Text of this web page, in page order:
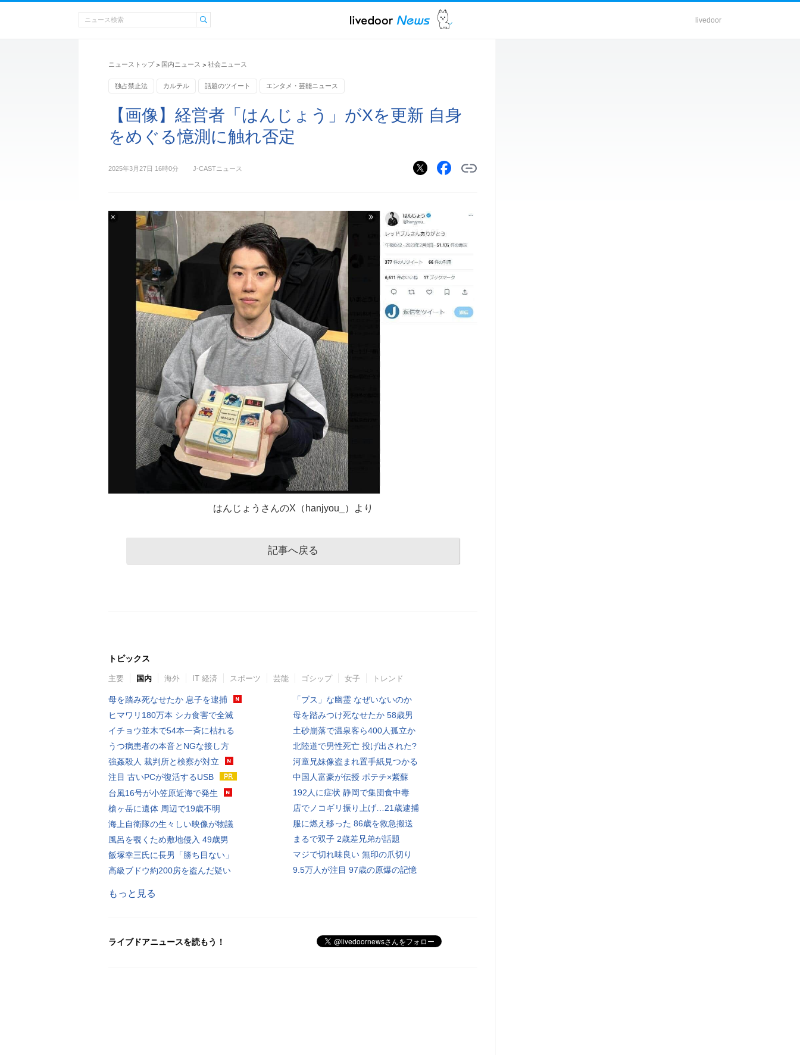
livedoor
ニューストップ > 国内ニュース > 社会ニュース
独占禁止法 カルテル 話題のツイート エンタメ・芸能ニュース
【画像】経営者「はんじょう」がXを更新 自身
をめぐる憶測に触れ否定
2025年3月27日 16時0分 J-CASTニュース
はんじょうさんのX（hanjyou_）より
記事へ戻る
トピックス
主要 国内 海外 IT 経済 スポーツ 芸能 ゴシップ 女子 トレンド
母を踏み死なせたか 息子を逮捕
ヒマワリ180万本 シカ食害で全滅
イチョウ並木で54本一斉に枯れる
うつ病患者の本音とNGな接し方
強姦殺人 裁判所と検察が対立
注目 古いPCが復活するUSB
台風16号が小笠原近海で発生
槍ヶ岳に遺体 周辺で19歳不明
海上自衛隊の生々しい映像が物議
風呂を覗くため敷地侵入 49歳男
飯塚幸三氏に長男「勝ち目ない」
高級ブドウ約200房を盗んだ疑い
「ブス」な幽霊 なぜいないのか
母を踏みつけ死なせたか 58歳男
土砂崩落で温泉客ら400人孤立か
北陸道で男性死亡 投げ出された?
河童兄妹像盗まれ置手紙見つかる
中国人富豪が伝授 ポテチ×紫蘇
192人に症状 静岡で集団食中毒
店でノコギリ振り上げ…21歳逮捕
服に燃え移った 86歳を救急搬送
まるで双子 2歳差兄弟が話題
マジで切れ味良い 無印の爪切り
9.5万人が注目 97歳の原爆の記憶
もっと見る
ライブドアニュースを読もう！